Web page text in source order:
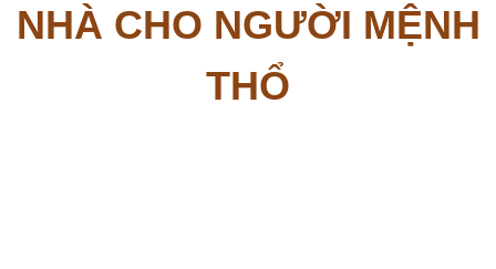
NHÀ CHO NGƯỜI MỆNH
THỔ